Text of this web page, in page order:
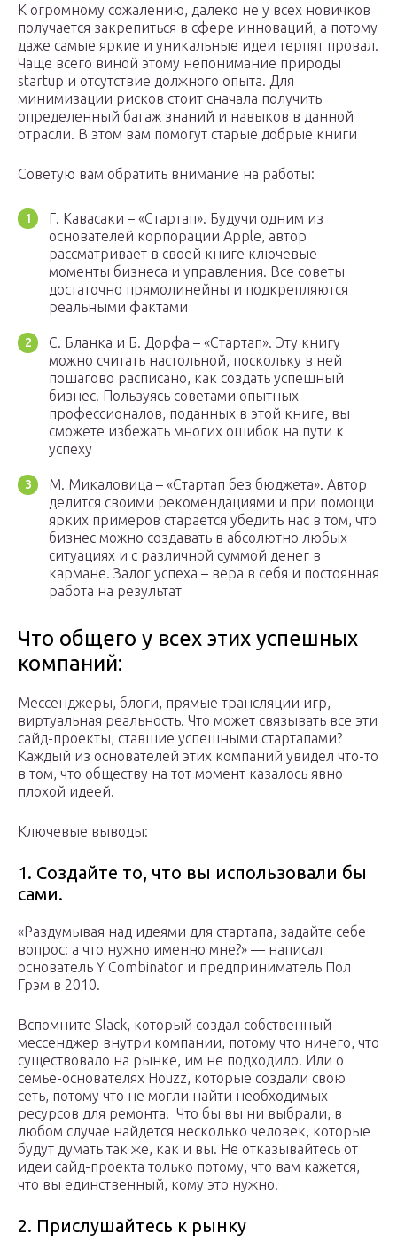
К огромному сожалению, далеко не у всех новичков
получается закрепиться в сфере инноваций, а потому
даже самые яркие и уникальные идеи терпят провал.
Чаще всего виной этому непонимание природы
startup и отсутствие должного опыта. Для
минимизации рисков стоит сначала получить
определенный багаж знаний и навыков в данной
отрасли. В этом вам помогут старые добрые книги
Советую вам обратить внимание на работы:
Г. Кавасаки – «Стартап». Будучи одним из
основателей корпорации Apple, автор
рассматривает в своей книге ключевые
моменты бизнеса и управления. Все советы
достаточно прямолинейны и подкрепляются
реальными фактами
С. Бланка и Б. Дорфа – «Стартап». Эту книгу
можно считать настольной, поскольку в ней
пошагово расписано, как создать успешный
бизнес. Пользуясь советами опытных
профессионалов, поданных в этой книге, вы
сможете избежать многих ошибок на пути к
успеху
М. Микаловица – «Стартап без бюджета». Автор
делится своими рекомендациями и при помощи
ярких примеров старается убедить нас в том, что
бизнес можно создавать в абсолютно любых
ситуациях и с различной суммой денег в
кармане. Залог успеха – вера в себя и постоянная
работа на результат
Что общего у всех этих успешных
компаний:
Мессенджеры, блоги, прямые трансляции игр,
виртуальная реальность. Что может связывать все эти
сайд-проекты, ставшие успешными стартапами?
Каждый из основателей этих компаний увидел что-то
в том, что обществу на тот момент казалось явно
плохой идеей.
Ключевые выводы:
1. Создайте то, что вы использовали бы
сами.
«Раздумывая над идеями для стартапа, задайте себе
вопрос: а что нужно именно мне?» — написал
основатель Y Combinator и предприниматель Пол
Грэм в 2010.
Вспомните Slack, который создал собственный
мессенджер внутри компании, потому что ничего, что
существовало на рынке, им не подходило. Или о
семье-основателях Houzz, которые создали свою
сеть, потому что не могли найти необходимых
ресурсов для ремонта. Что бы вы ни выбрали, в
любом случае найдется несколько человек, которые
будут думать так же, как и вы. Не отказывайтесь от
идеи сайд-проекта только потому, что вам кажется,
что вы единственный, кому это нужно.
2. Прислушайтесь к рынку